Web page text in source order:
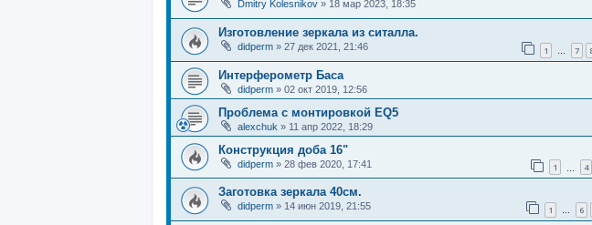
Dmitry Kolesnikov » 18 мар 2023, 18:35
Изготовление зеркала из ситалла.
didperm » 27 дек 2021, 21:46 1 … 7
Интерферометр Баса
didperm » 02 окт 2019, 12:56
Проблема с монтировкой EQ5
alexchuk » 11 апр 2022, 18:29
Конструкция доба 16"
didperm » 28 фев 2020, 17:41 1 4
Заготовка зеркала 40см.
didperm » 14 июн 2019, 21:55 1 … 6